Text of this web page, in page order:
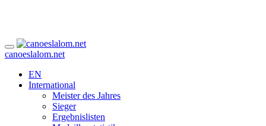
canoeslalom.net
EN
International
Meister des Jahres
Sieger
Ergebnislisten